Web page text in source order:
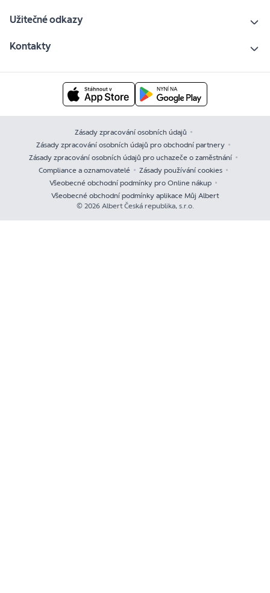
Užitečné odkazy
Kontakty
Zásady zpracování osobních údajů
Zásady zpracování osobních údajů pro obchodní partnery
Zásady zpracování osobních údajů pro uchazeče o zaměstnání
Compliance a oznamovatelé
Zásady používání cookies
Všeobecné obchodní podmínky pro Online nákup
Všeobecné obchodní podmínky aplikace Můj Albert
© 2026 Albert Česká republika, s.r.o.